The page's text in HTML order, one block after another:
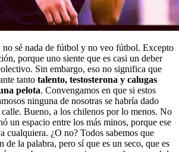
sé nada de fútbol y no veo fútbol. Excepto
porque uno siente que es casi un deber
Sin embargo, eso no significa que
tanto talento, testosterona y calugas
pelota. Convengamos en que si estos
ninguna de nosotras se habría dado
Bueno, a los chilenos por lo menos. No
un espacio entre los más minos, porque ese
cualquiera. ¿O no? Todos sabemos que
de la palabra, pero sí que es un seco, que es